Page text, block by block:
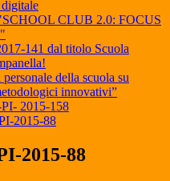
CLUB 2.0: FOCUS
141 dal titolo Scuola
della scuola su
innovativi”
2015-158
2015-88
2015-88